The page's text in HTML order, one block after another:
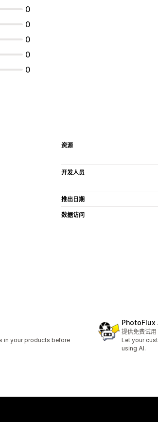
0
0
0
0
0
资源
开发人员
推出日期
数据访问
in your products before
PhotoFlux
提供免费试用
Let your
using AI.